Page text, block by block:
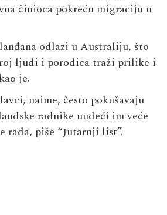
činioca pokreću migraciju u
odlazi u Australiju, što
ljudi i porodica traži prilike i
je.
naime, često pokušavaju
radnike nudeći im veće
rada, piše “Jutarnji list”.